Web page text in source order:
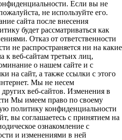
Если вы не
не используйте его.
сайта после внесения
будет рассматриваться как
Отказ от ответственности
не распространяется ни на какие
к веб-сайтам третьих лиц,
о нашем сайте и с
на сайт, а также ссылки с этого
Мы не несем
других веб-сайтов. Изменения в
Мы имеем право по своему
политику конфиденциальности
вы соглашаетесь с принятием на
ознакомление с
и изменениями в ней